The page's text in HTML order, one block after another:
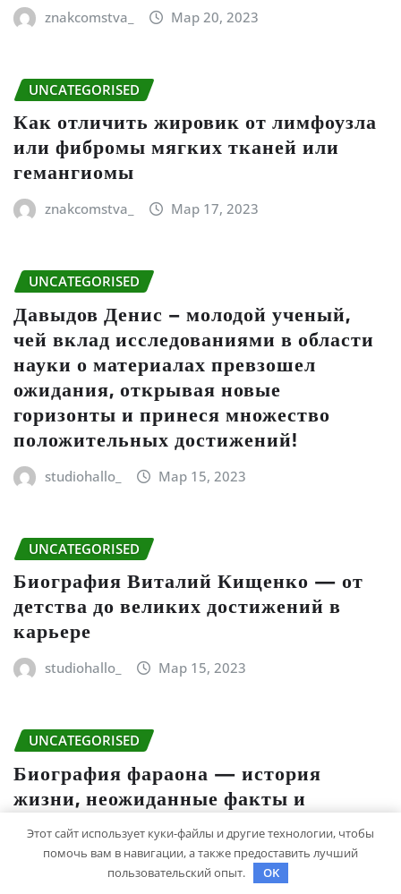
znakcomstva_ Мар 20, 2023
UNCATEGORISED
Как отличить жировик от лимфоузла
или фибромы мягких тканей или
гемангиомы
znakcomstva_ Мар 17, 2023
UNCATEGORISED
Давыдов Денис – молодой ученый,
чей вклад исследованиями в области
науки о материалах превзошел
ожидания, открывая новые
горизонты и принеся множество
положительных достижений!
studiohallo_ Мар 15, 2023
UNCATEGORISED
Биография Виталий Кищенко — от
детства до великих достижений в
карьере
studiohallo_ Мар 15, 2023
UNCATEGORISED
Биография фараона — история
жизни, неожиданные факты и
ключевые события
studiohallo_ Мар 14, 2023
Этот сайт использует куки-файлы и другие технологии, чтобы
помочь вам в навигации, а также предоставить лучший
пользовательский опыт.
OK